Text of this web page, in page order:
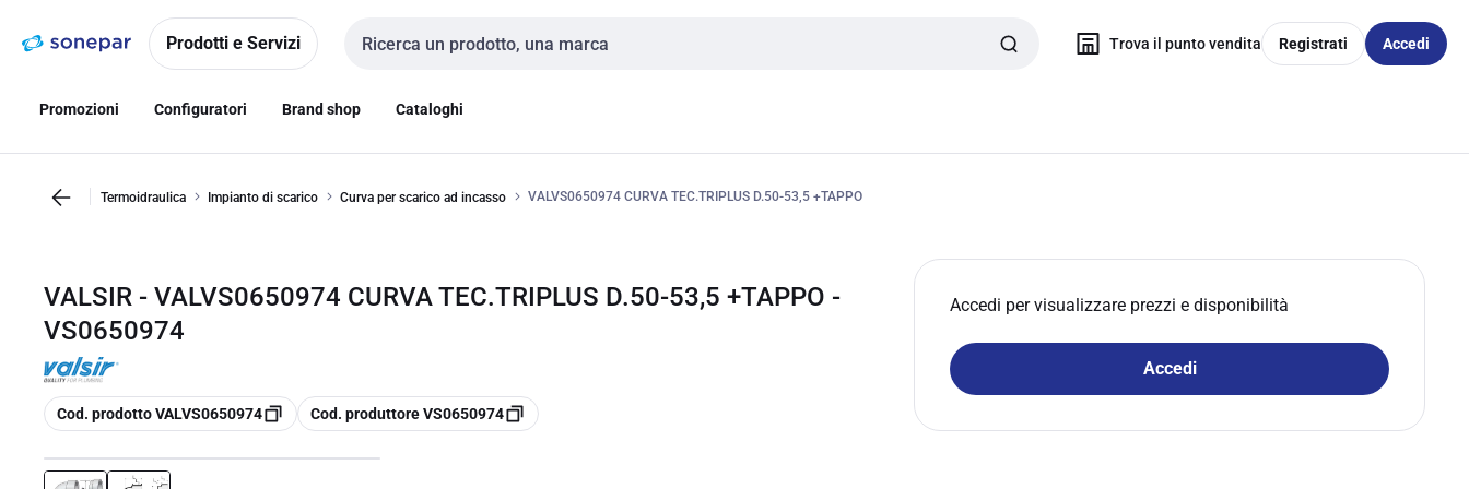
navigazionealla
Prodotti e Servizi
Cerca input
Trova il punto vendita Registrati Accedi
Promozioni Configuratori Brand shop Cataloghi
Termoidraulica Impianto di scarico Curva per scarico ad incasso VALVS0650974 CURVA TEC.TRIPLUS D.50-53,5 +TAPPO
VALSIR - VALVS0650974 CURVA TEC.TRIPLUS D.50-53,5 +TAPPO -
VS0650974
copia
Cod. prodotto VALVS0650974 copia
Cod. produttore VS0650974
Accedi per visualizzare prezzi e disponibilità
Accedi